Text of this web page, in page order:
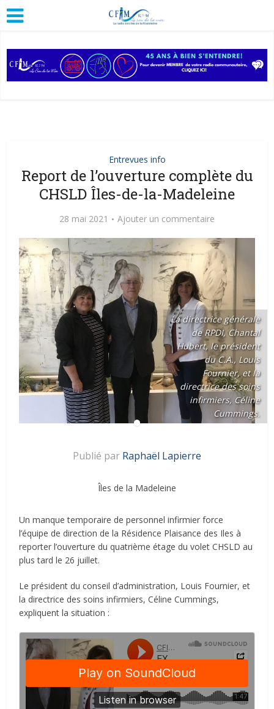
Entrevues info
Report de l’ouverture complète du
CHSLD Îles-de-la-Madeleine
28 mai 2021 Ajouter un commentaire
La directrice générale
de RPDI, Chantal
Hubert, le président
du C.A., Louis
Fournier, et la
directrice des soins
infirmiers, Céline
Cummings.
Publié par Raphaël Lapierre
Îles de la Madeleine
Un manque temporaire de personnel infirmier force
l’équipe de direction de la Résidence Plaisance des Iles à
reporter l’ouverture du quatrième étage du volet CHSLD au
plus tard le 26 juillet.
Le président du conseil d’administration, Louis Fournier, et
la directrice des soins infirmiers, Céline Cummings,
expliquent la situation :